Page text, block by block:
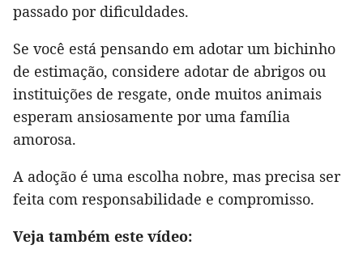
passado por dificuldades.
Se você está pensando em adotar um bichinho
de estimação, considere adotar de abrigos ou
instituições de resgate, onde muitos animais
esperam ansiosamente por uma família
amorosa.
A adoção é uma escolha nobre, mas precisa ser
feita com responsabilidade e compromisso.
Veja também este vídeo: